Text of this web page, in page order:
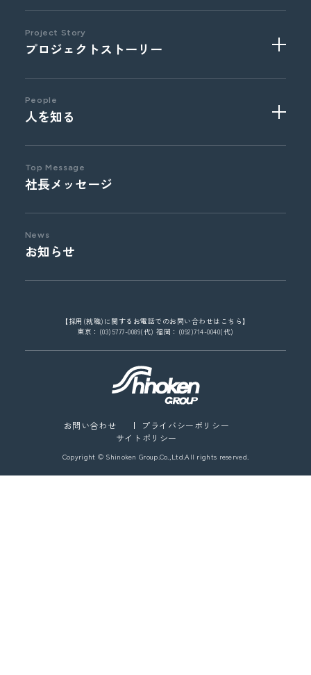
文化風土
福利厚生と制度
オフィス紹介
事業部門
ウェルスクリエイション
ライフソリューション
職種紹介
事務系総合職
Project Story
プロジェクトストーリー
People
人を知る
Top Message
社長メッセージ
News
お知らせ
【採用(就職)に関するお電話でのお問い合わせはこちら】
東京：(03)5777-0089(代) 福岡：(092)714-0040(代)
お問い合わせ
プライバシーポリシー
サイトポリシー
Copyright © Shinoken Group.Co.,Ltd.All rights reserved.